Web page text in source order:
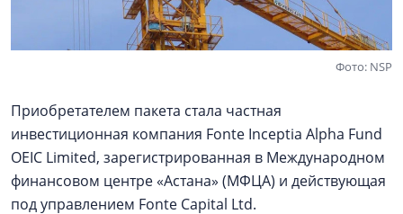
Фото: NSP
Приобретателем пакета стала частная
инвестиционная компания Fonte Inceptia Alpha Fund
OEIC Limited, зарегистрированная в Международном
финансовом центре «Астана» (МФЦА) и действующая
под управлением Fonte Capital Ltd.